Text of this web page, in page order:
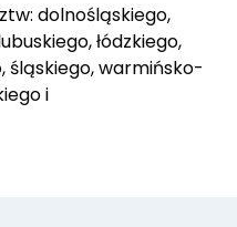
dolnośląskiego,
łódzkiego,
śląskiego, warmińsko-
i